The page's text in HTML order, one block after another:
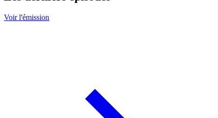
Voir l'émission